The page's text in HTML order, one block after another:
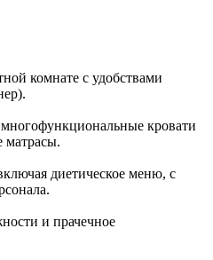
комнате с удобствами
кровати
матрасы.
диетическое меню, с
и прачечное